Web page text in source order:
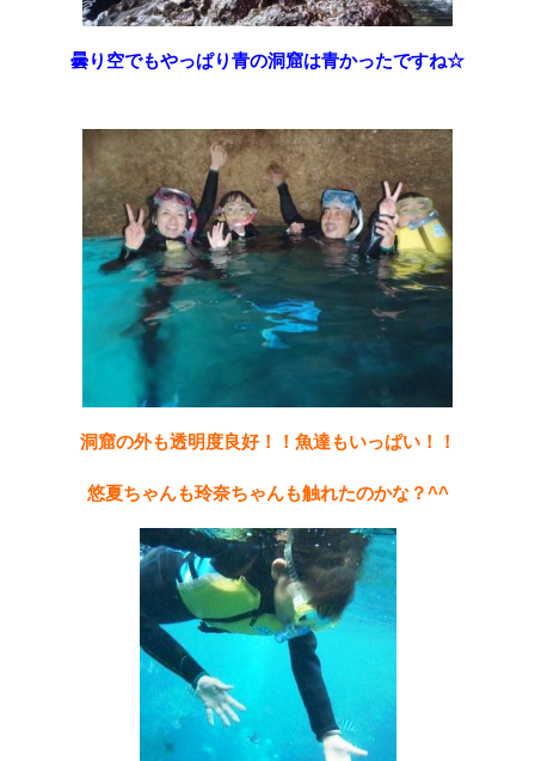
曇り空でもやっぱり青の洞窟は青かったですね☆
洞窟の外も透明度良好！！魚達もいっぱい！！
悠夏ちゃんも玲奈ちゃんも触れたのかな？^^